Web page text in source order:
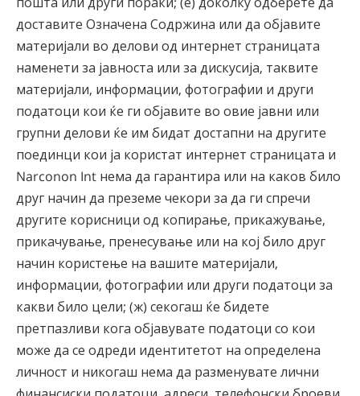
доставите Означена Содржина или да објавите
материјали во делови од интернет страницата
наменети за јавноста или за дискусија, таквите
материјали, информации, фотографии и други
податоци кои ќе ги објавите во овие јавни или
групни делови ќе им бидат достапни на другите
поединци кои ја користат интернет страницата и
Narconon Int нема да гарантира или на каков било
друг начин да преземе чекори за да ги спречи
другите корисници од копирање, прикажување,
прикачување, пренесување или на кој било друг
начин користење на вашите материјали,
информации, фотографии или други податоци за
какви било цели; (ж) секогаш ќе бидете
претпазливи кога објавувате податоци со кои
може да се одреди идентитетот на определена
личност и никогаш нема да разменувате лични